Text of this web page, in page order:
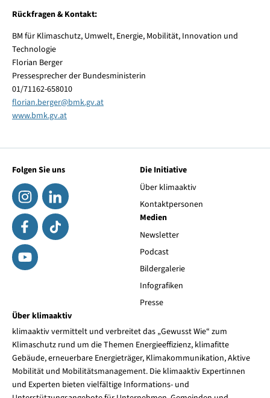
Rückfragen & Kontakt:
BM für Klimaschutz, Umwelt, Energie, Mobilität, Innovation und
Technologie
Florian Berger
Pressesprecher der Bundesministerin
01/71162-658010
florian.berger@bmk.gv.at
www.bmk.gv.at
Folgen Sie uns
Die Initiative
Über klimaaktiv
Kontaktpersonen
Medien
Newsletter
Podcast
Bildergalerie
Infografiken
Presse
Über klimaaktiv
klimaaktiv vermittelt und verbreitet das „Gewusst Wie“ zum
Klimaschutz rund um die Themen Energieeffizienz, klimafitte
Gebäude, erneuerbare Energieträger, Klimakommunikation, Aktive
Mobilität und Mobilitätsmanagement. Die klimaaktiv Expertinnen
und Experten bieten vielfältige Informations- und